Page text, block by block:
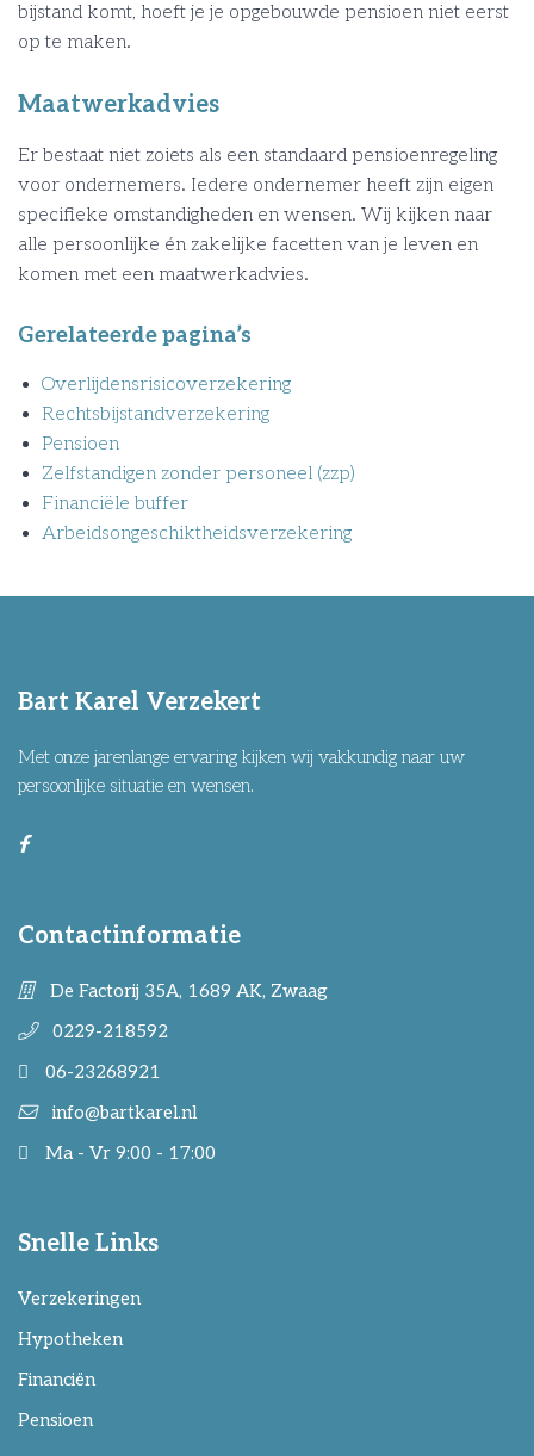
bijstand komt, hoeft je je opgebouwde pensioen niet eerst
op te maken.
Maatwerkadvies
Er bestaat niet zoiets als een standaard pensioenregeling
voor ondernemers. Iedere ondernemer heeft zijn eigen
specifieke omstandigheden en wensen. Wij kijken naar
alle persoonlijke én zakelijke facetten van je leven en
komen met een maatwerkadvies.
Gerelateerde pagina’s
Overlijdensrisicoverzekering
Rechtsbijstandverzekering
Pensioen
Zelfstandigen zonder personeel (zzp)
Financiële buffer
Arbeidsongeschiktheidsverzekering
Bart Karel Verzekert
Met onze jarenlange ervaring kijken wij vakkundig naar uw
persoonlijke situatie en wensen.
Contactinformatie
De Factorij 35A, 1689 AK, Zwaag
0229-218592
06-23268921
info@bartkarel.nl
Ma - Vr 9:00 - 17:00
Snelle Links
Verzekeringen
Hypotheken
Financiën
Pensioen